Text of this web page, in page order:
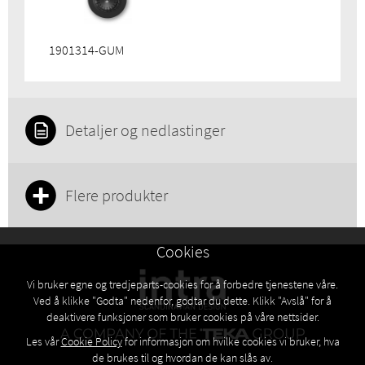
1901314-GUM
Detaljer og nedlastinger
Flere produkter
Cookies
Vi bruker egne og tredjeparts-cookies for å forbedre tjenestene våre.
Ved å klikke "Godta" nedenfor, godtar du dette. Klikk "Avslå" for å
deaktivere funksjoner som bruker cookies på våre nettsider.
Les vårCookie Policyfor informasjon om hvilke cookies vi bruker, hva
de brukes til og hvordan de kan slås av.